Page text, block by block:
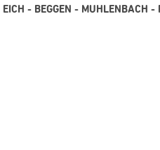
- BEGGEN - MUHLENBACH -